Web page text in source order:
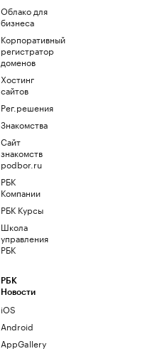
Облако для
бизнеса
Корпоративный
регистратор
доменов
Хостинг
сайтов
Рег.решения
Знакомства
Сайт
знакомств
podbor.ru
РБК
Компании
РБК Курсы
Школа
управления
РБК
РБК
Новости
iOS
Android
AppGallery